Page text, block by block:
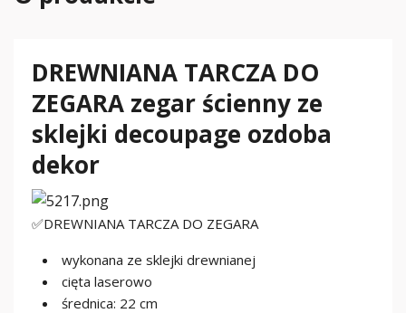
DREWNIANA TARCZA DO
ZEGARA zegar ścienny ze
sklejki decoupage ozdoba
dekor
✅DREWNIANA TARCZA DO ZEGARA
wykonana ze sklejki drewnianej
cięta laserowo
średnica: 22 cm